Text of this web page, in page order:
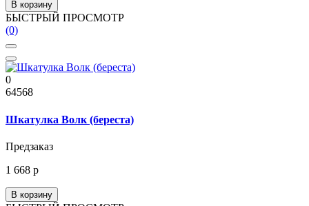
В корзину
БЫСТРЫЙ ПРОСМОТР
(0)
0
64568
Шкатулка Волк (береста)
Предзаказ
1 668 р
В корзину